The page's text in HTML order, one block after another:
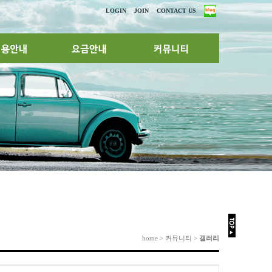
LOGIN JOIN CONTACT US
home > 커뮤니티 > 갤러리